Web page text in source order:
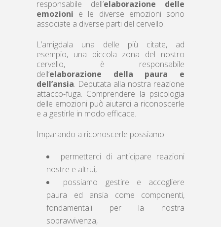
responsabile dell’elaborazione delle
emozioni e le diverse emozioni sono
associate a diverse parti del cervello.
L’amigdala una delle più citate, ad
esempio, una piccola zona del nostro
cervello, è responsabile
dell’elaborazione della paura e
dell’ansia. Deputata alla nostra reazione
attacco-fuga. Comprendere la psicologia
delle emozioni può aiutarci a riconoscerle
e a gestirle in modo efficace.
Imparando a riconoscerle possiamo:
permetterci di anticipare reazioni
nostre e altrui,
possiamo gestire e accogliere
paura ed ansia come componenti,
fondamentali per la nostra
sopravvivenza,